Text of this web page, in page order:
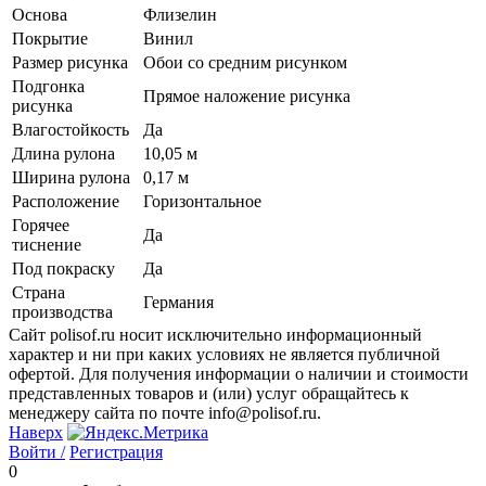
Основа
Флизелин
Покрытие
Винил
Размер рисунка
Обои со средним рисунком
Подгонка
рисунка
Прямое наложение рисунка
Влагостойкость
Да
Длина рулона
10,05 м
Ширина рулона
0,17 м
Расположение
Горизонтальное
Горячее
тиснение
Да
Под покраску
Да
Страна
производства
Германия
Сайт polisof.ru носит исключительно информационный
характер и ни при каких условиях не является публичной
офертой. Для получения информации о наличии и стоимости
представленных товаров и (или) услуг обращайтесь к
менеджеру сайта по почте info@polisof.ru.
Наверх
Войти / Регистрация
0